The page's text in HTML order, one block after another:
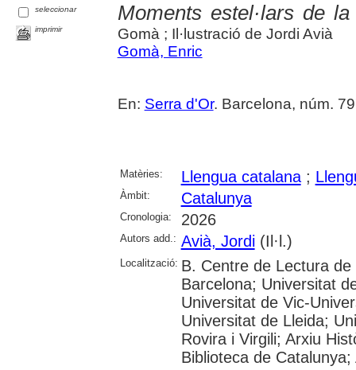
seleccionar
imprimir
Moments estel·lars de
Gomà ; Il·lustració de Jordi Avià
Gomà, Enric
En: Serra d'Or. Barcelona, núm.
Matèries: Llengua catalana;
Àmbit: Catalunya
Cronologia: 2026
Autors add.: Avià, Jordi(Il·l.)
Localització: B. Centre de Lectura
Barcelona; Universitat
Universitat de Vic-
Universitat de Lleida;
Rovira i Virgili; Arxiu
Biblioteca de